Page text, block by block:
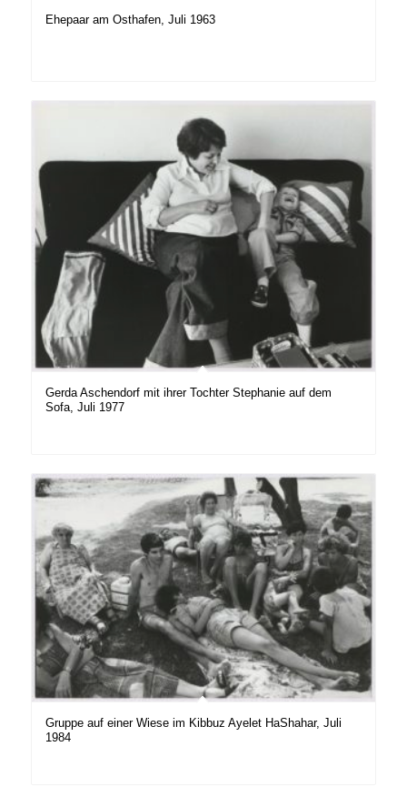
Ehepaar am Osthafen, Juli 1963
Gerda Aschendorf mit ihrer Tochter Stephanie auf dem
Sofa, Juli 1977
Gruppe auf einer Wiese im Kibbuz Ayelet HaShahar, Juli
1984